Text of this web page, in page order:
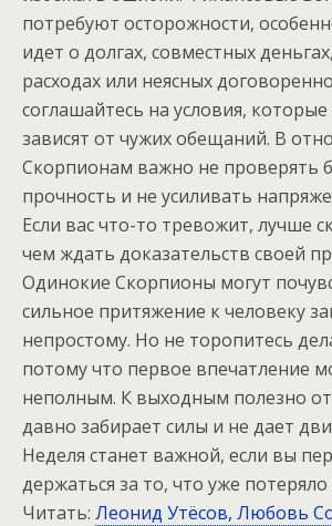
потребуют осторожности,
идет о долгах, совместных
расходах или неясных
соглашайтесь на условия,
зависят от чужих обещаний. В
Скорпионам важно не проверять
прочность и не усиливать
Если вас что-то тревожит, лучше
чем ждать доказательств своей
Одинокие Скорпионы могут
сильное притяжение к человеку
непростому. Но не торопитесь
потому что первое впечатление
неполным. К выходным полезно
давно забирает силы и не дает
Неделя станет важной, если вы
держаться за то, что уже потеряло
Читать: Леонид Утёсов, Любовь